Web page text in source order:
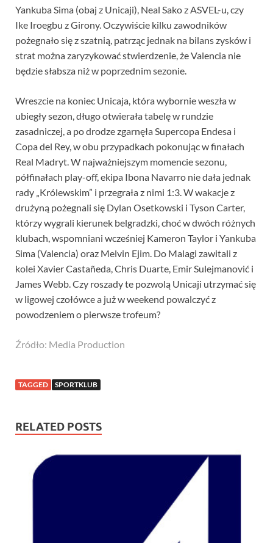
Yankuba Sima (obaj z Unicaji), Neal Sako z ASVEL-u, czy
Ike Iroegbu z Girony. Oczywiście kilku zawodników
pożegnało się z szatnią, patrząc jednak na bilans zysków i
strat można zaryzykować stwierdzenie, że Valencia nie
będzie słabsza niż w poprzednim sezonie.
Wreszcie na koniec Unicaja, która wybornie weszła w
ubiegły sezon, długo otwierała tabelę w rundzie
zasadniczej, a po drodze zgarnęła Supercopa Endesa i
Copa del Rey, w obu przypadkach pokonując w finałach
Real Madryt. W najważniejszym momencie sezonu,
półfinałach play-off, ekipa Ibona Navarro nie dała jednak
rady „Królewskim” i przegrała z nimi 1:3. W wakacje z
drużyną pożegnali się Dylan Osetkowski i Tyson Carter,
którzy wygrali kierunek belgradzki, choć w dwóch różnych
klubach, wspomniani wcześniej Kameron Taylor i Yankuba
Sima (Valencia) oraz Melvin Ejim. Do Malagi zawitali z
kolei Xavier Castañeda, Chris Duarte, Emir Sulejmanović i
James Webb. Czy roszady te pozwolą Unicaji utrzymać się
w ligowej czołówce a już w weekend powalczyć z
powodzeniem o pierwsze trofeum?
Źródło: Media Production
TAGGED SPORTKLUB
RELATED POSTS